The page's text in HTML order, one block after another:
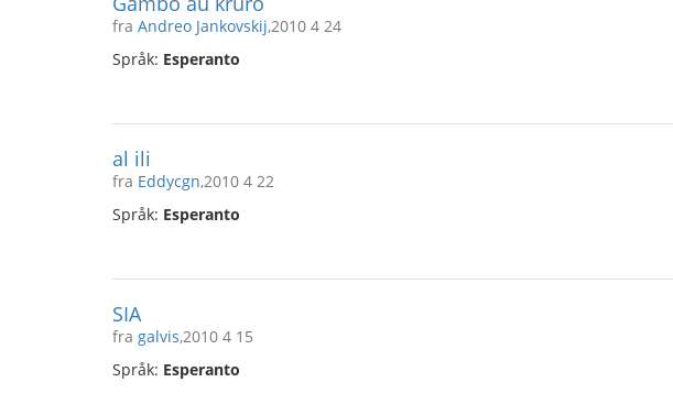
fra Andreo Jankovskij,2010 4 24
Språk: Esperanto
al ili
fra Eddycgn,2010 4 22
Språk: Esperanto
SIA
fra galvis,2010 4 15
Språk: Esperanto